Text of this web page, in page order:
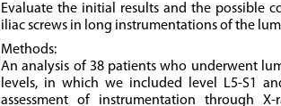
Evaluate the initial results and the possible
iliac screws in long instrumentations of the
Methods:
An analysis of 38 patients who underwent
levels, in which we included level L5-S1
assessment of instrumentation through